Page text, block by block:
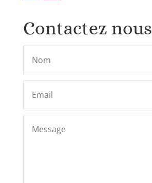
Contactez nous